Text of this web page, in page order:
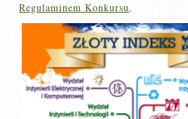
Regulaminem Konkursu.